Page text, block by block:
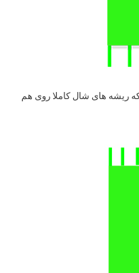
ریشه های شال کاملا روی هم